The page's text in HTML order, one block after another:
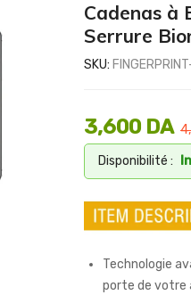
Cadenas à
Serrure
SKU:
3,600 DA
Disponibilité :
Technologie
porte de votre